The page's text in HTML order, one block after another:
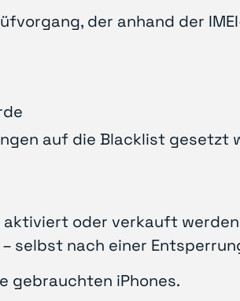
der anhand der
auf die Blacklist gesetzt
oder verkauft
selbst nach einer
gebrauchten iPhones.